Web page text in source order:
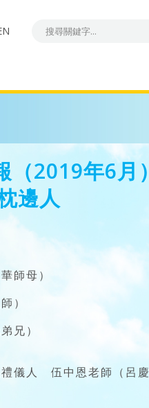
2019年6月）
邊人
師母）
）
兄）
儀人 伍中恩老師（呂慶